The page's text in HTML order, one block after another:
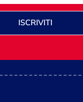
ISCRIVITI